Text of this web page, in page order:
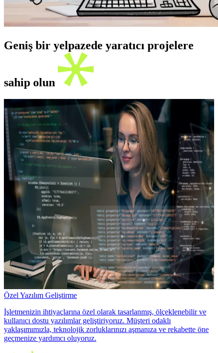
Geniş bir yelpazede yaratıcı projelere
sahip olun
Özel Yazılım Geliştirme
İşletmenizin ihtiyaçlarına özel olarak tasarlanmış, ölçeklenebilir ve
kullanıcı dostu yazılımlar geliştiriyoruz. Müşteri odaklı
yaklaşımımızla, teknolojik zorluklarınızı aşmanıza ve rekabette öne
geçmenize yardımcı oluyoruz.